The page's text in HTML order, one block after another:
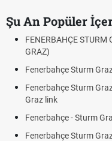
Şu An Popüler
FENERBAHÇE STURM
GRAZ)
Fenerbahçe Sturm
Fenerbahçe Sturm
Graz link
Fenerbahçe - Sturm
Fenerbahçe Sturm